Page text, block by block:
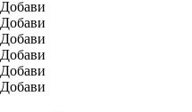
Добави
Добави
Добави
Добави
Добави
Добави